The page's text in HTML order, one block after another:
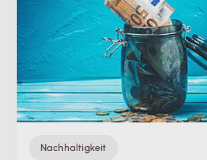
Nachhaltigkeit